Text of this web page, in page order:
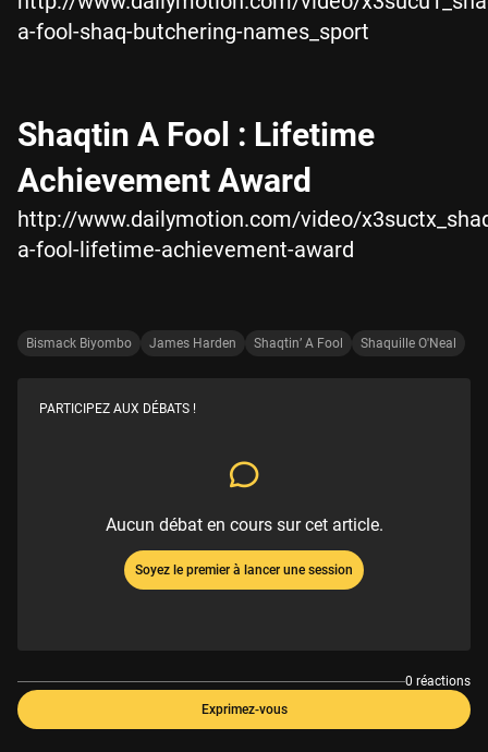
a-fool-shaq-butchering-names_sport
Shaqtin A Fool : Lifetime
Achievement Award
http://www.dailymotion.com/video/
a-fool-lifetime-achievement-award
Bismack Biyombo James Harden Shaqtin’ A Fool Shaquille O'Neal
PARTICIPEZ AUX DÉBATS !
Aucun débat en cours sur cet article.
Soyez le premier à lancer une session
0 réactions
Exprimez-vous